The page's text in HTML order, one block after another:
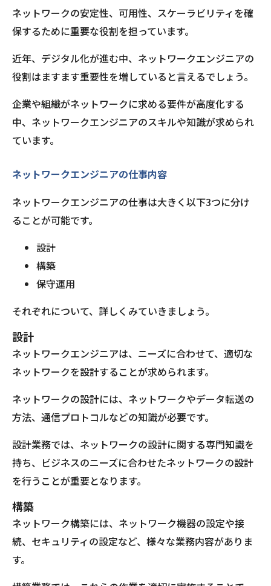
ネットワークの安定性、可用性、スケーラビリティを確
保するために重要な役割を担っています。
近年、デジタル化が進む中、ネットワークエンジニアの
役割はますます重要性を増していると言えるでしょう。
企業や組織がネットワークに求める要件が高度化する
中、ネットワークエンジニアのスキルや知識が求められ
ています。
ネットワークエンジニアの仕事内容
ネットワークエンジニアの仕事は大きく以下3つに分け
ることが可能です。
設計
構築
保守運用
それぞれについて、詳しくみていきましょう。
設計
ネットワークエンジニアは、ニーズに合わせて、適切な
ネットワークを設計することが求められます。
ネットワークの設計には、ネットワークやデータ転送の
方法、通信プロトコルなどの知識が必要です。
設計業務では、ネットワークの設計に関する専門知識を
持ち、ビジネスのニーズに合わせたネットワークの設計
を行うことが重要となります。
構築
ネットワーク構築には、ネットワーク機器の設定や接
続、セキュリティの設定など、様々な業務内容がありま
す。